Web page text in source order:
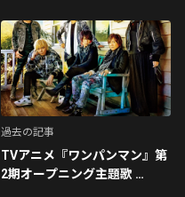
過去の記事
TVアニメ『ワンパンマン』第
2期オープニング主題歌